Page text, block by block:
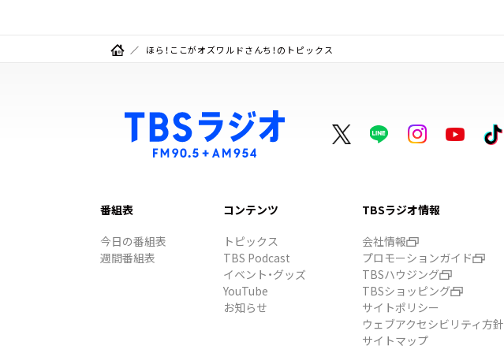
ほら！ここがオズワルドさんち！のトピックス
番組表
今日の番組表
週間番組表
コンテンツ
トピックス
TBS Podcast
イベント・グッズ
YouTube
お知らせ
TBSラジオ情報
会社情報
プロモーションガイド
TBSハウジング
TBSショッピング
サイトポリシー
ウェブアクセシビリティ方針
サイトマップ